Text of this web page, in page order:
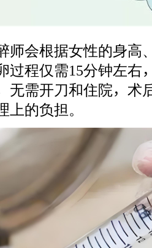
师会根据女性的身高
过程仅需15分钟左右
无需开刀和住院，术
上的负担。